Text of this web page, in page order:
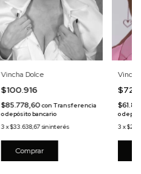
Vincha Dolce
$100.916
$85.778,60conTransferencia
o depósito bancario
3x$33.638,67sin interés
o
3 x